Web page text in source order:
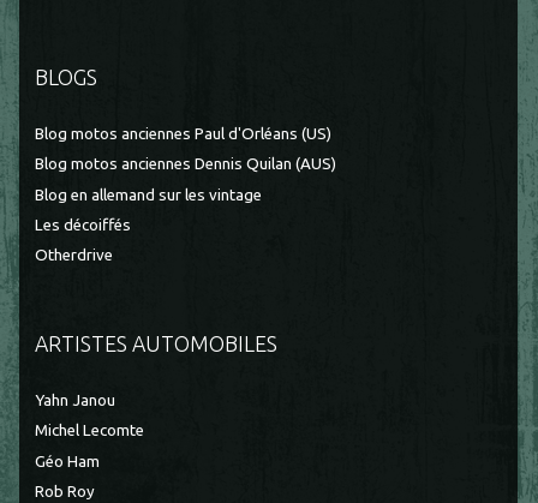
BLOGS
Blog motos anciennes Paul d'Orléans (US)
Blog motos anciennes Dennis Quilan (AUS)
Blog en allemand sur les vintage
Les décoiffés
Otherdrive
ARTISTES AUTOMOBILES
Yahn Janou
Michel Lecomte
Géo Ham
Rob Roy